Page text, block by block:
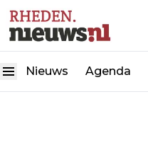
Nieuws Agenda